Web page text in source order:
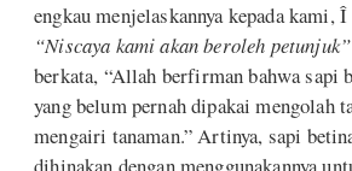
“Niscaya kami akan beroleh petunjuk”
berkata, “Allah berfirman bahwa sapi
yang belum pernah dipakai mengolah
mengairi tanaman.” Artinya, sapi
dihinakan dengan menggunakannya